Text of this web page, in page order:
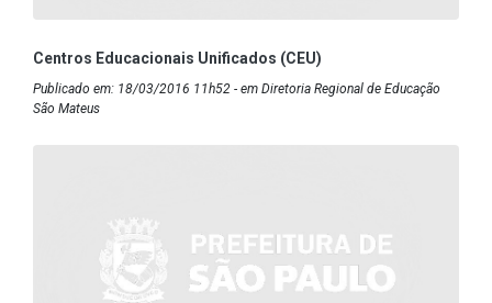
Centros Educacionais Unificados (CEU)
Publicado em: 18/03/2016 11h52 - em Diretoria Regional de Educação
São Mateus